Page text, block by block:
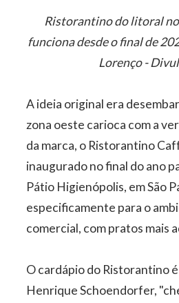
Ristorantino do litoral
funciona desde o final de
Lorenço -
A ideia original era
zona oeste carioca com a
da marca, o Ristorantino
inaugurado no final do ano
Pátio Higienópolis, em São
especificamente para o
comercial, com pratos mais
O cardápio do Ristorantino
Henrique Schoendorfer,